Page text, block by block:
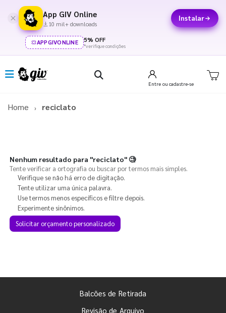
App GIV Online
10 mil+ downloads
Instalar
APPGIVONLINE 5% OFF
*verifique condições
Entre ou cadastre-se
Home reciclato
Nenhum resultado para "reciclato"🧐
Tente verificar a ortografia ou buscar por termos mais simples.
Verifique se não há erro de digitação.
Tente utilizar uma única palavra.
Use termos menos específicos e filtre depois.
Experimente sinônimos.
Solicitar orçamento personalizado
Balcões de Retirada
Revisão de Arquivo